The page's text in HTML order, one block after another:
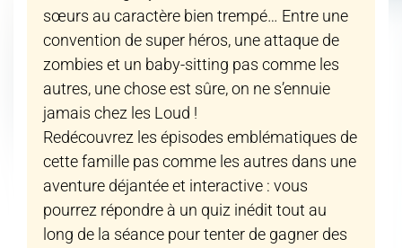
sœurs au caractère bien trempé… Entre une
convention de super héros, une attaque de
zombies et un baby-sitting pas comme les
autres, une chose est sûre, on ne s’ennuie
jamais chez les Loud !
Redécouvrez les épisodes emblématiques de
cette famille pas comme les autres dans une
aventure déjantée et interactive : vous
pourrez répondre à un quiz inédit tout au
long de la séance pour tenter de gagner des